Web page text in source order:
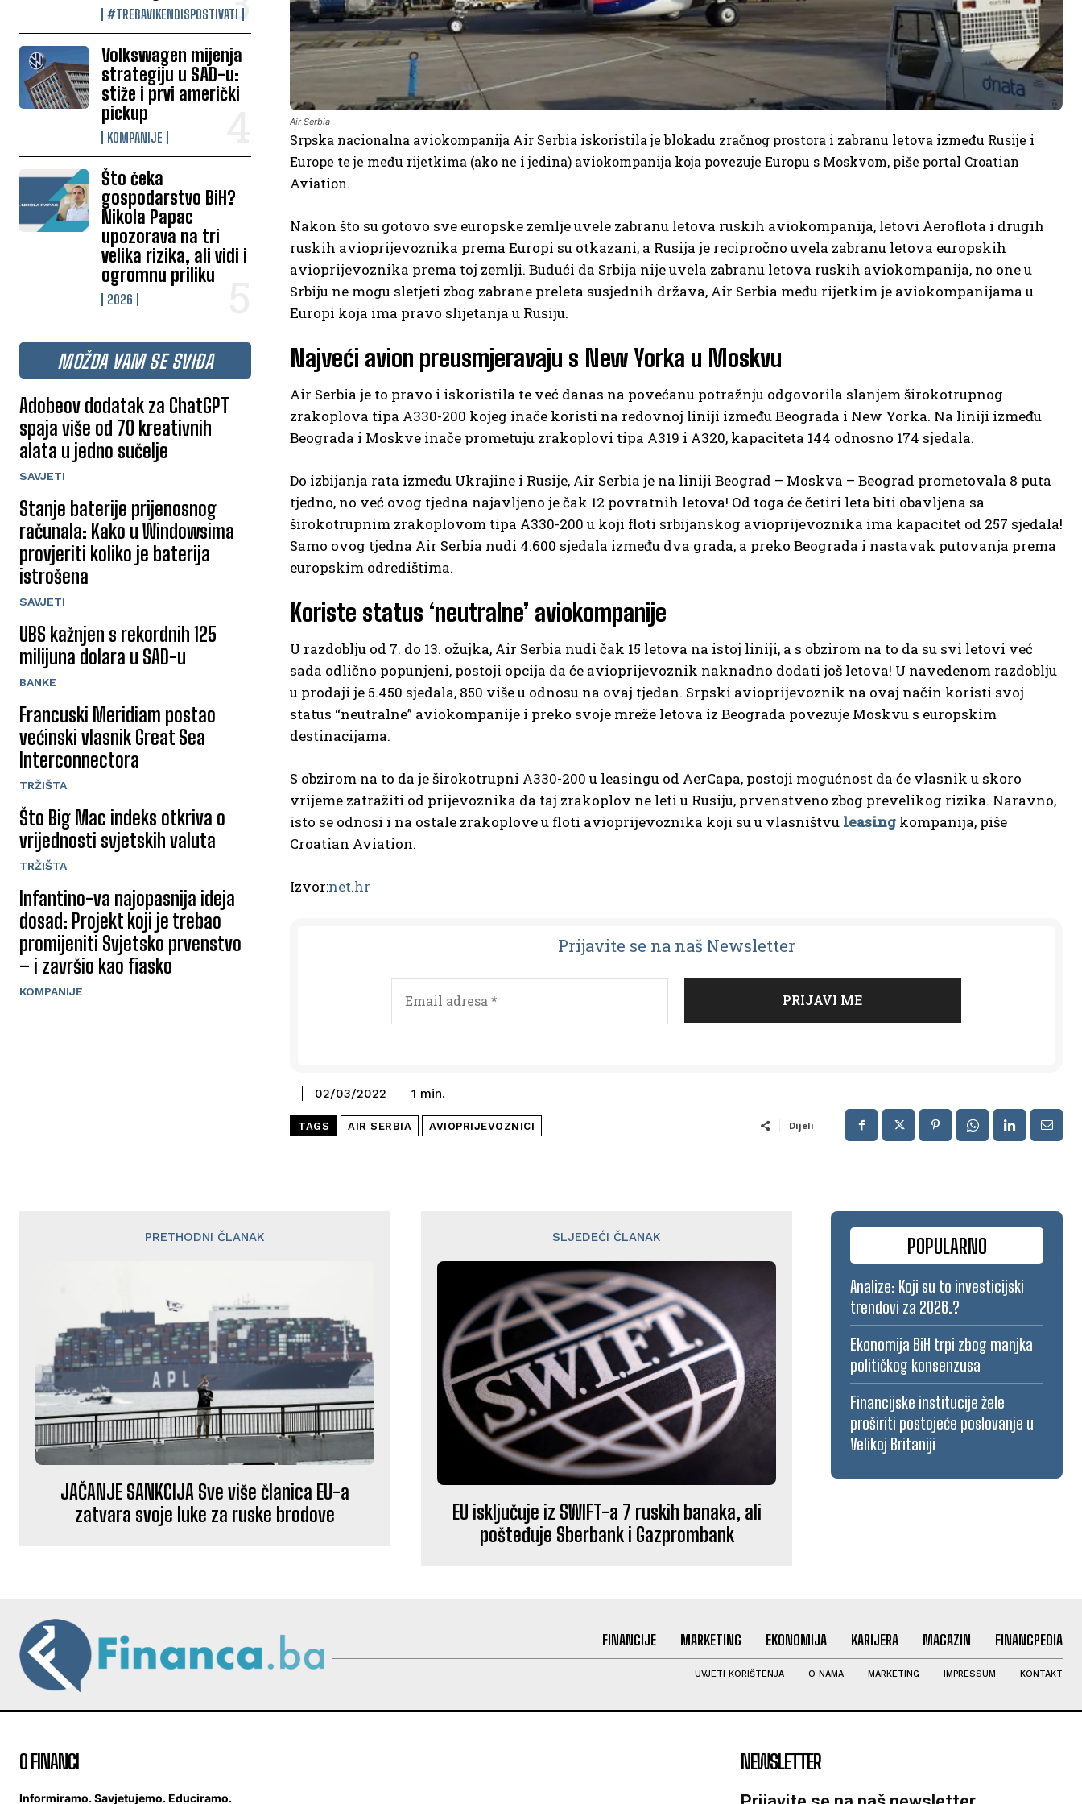
#TREBAVIKENDISPOSTIVATI
Volkswagen mijenja
strategiju u SAD-u:
stiže i prvi američki
pickup
KOMPANIJE
Što čeka
gospodarstvo BiH?
Nikola Papac
upozorava na tri
velika rizika, ali vidi i
ogromnu priliku
2026
MOŽDA VAM SE SVIĐA
Adobeov dodatak za ChatGPT
spaja više od 70 kreativnih
alata u jedno sučelje
SAVJETI
Stanje baterije prijenosnog
računala: Kako u Windowsima
provjeriti koliko je baterija
istrošena
SAVJETI
UBS kažnjen s rekordnih 125
milijuna dolara u SAD-u
BANKE
Francuski Meridiam postao
većinski vlasnik Great Sea
Interconnectora
TRŽIŠTA
Što Big Mac indeks otkriva o
vrijednosti svjetskih valuta
TRŽIŠTA
Infantino-va najopasnija ideja
dosad: Projekt koji je trebao
promijeniti Svjetsko prvenstvo
– i završio kao fiasko
KOMPANIJE
Air Serbia
Srpska nacionalna aviokompanija Air Serbia iskoristila je blokadu zračnog prostora i zabranu letova između Rusije i
Europe te je među rijetkima (ako ne i jedina) aviokompanija koja povezuje Europu s Moskvom, piše portal Croatian
Aviation.
Nakon što su gotovo sve europske zemlje uvele zabranu letova ruskih aviokompanija, letovi Aeroflota i drugih
ruskih avioprijevoznika prema Europi su otkazani, a Rusija je recipročno uvela zabranu letova europskih
avioprijevoznika prema toj zemlji. Budući da Srbija nije uvela zabranu letova ruskih aviokompanija, no one u
Srbiju ne mogu sletjeti zbog zabrane preleta susjednih država, Air Serbia među rijetkim je aviokompanijama u
Europi koja ima pravo slijetanja u Rusiju.
Najveći avion preusmjeravaju s New Yorka u Moskvu
Air Serbia je to pravo i iskoristila te već danas na povećanu potražnju odgovorila slanjem širokotrupnog
zrakoplova tipa A330-200 kojeg inače koristi na redovnoj liniji između Beograda i New Yorka. Na liniji između
Beograda i Moskve inače prometuju zrakoplovi tipa A319 i A320, kapaciteta 144 odnosno 174 sjedala.
Do izbijanja rata između Ukrajine i Rusije, Air Serbia je na liniji Beograd – Moskva – Beograd prometovala 8 puta
tjedno, no već ovog tjedna najavljeno je čak 12 povratnih letova! Od toga će četiri leta biti obavljena sa
širokotrupnim zrakoplovom tipa A330-200 u koji floti srbijanskog avioprijevoznika ima kapacitet od 257 sjedala!
Samo ovog tjedna Air Serbia nudi 4.600 sjedala između dva grada, a preko Beograda i nastavak putovanja prema
europskim odredištima.
Koriste status ‘neutralne’ aviokompanije
U razdoblju od 7. do 13. ožujka, Air Serbia nudi čak 15 letova na istoj liniji, a s obzirom na to da su svi letovi već
sada odlično popunjeni, postoji opcija da će avioprijevoznik naknadno dodati još letova! U navedenom razdoblju
u prodaji je 5.450 sjedala, 850 više u odnosu na ovaj tjedan. Srpski avioprijevoznik na ovaj način koristi svoj
status “neutralne” aviokompanije i preko svoje mreže letova iz Beograda povezuje Moskvu s europskim
destinacijama.
S obzirom na to da je širokotrupni A330-200 u leasingu od AerCapa, postoji mogućnost da će vlasnik u skoro
vrijeme zatražiti od prijevoznika da taj zrakoplov ne leti u Rusiju, prvenstveno zbog prevelikog rizika. Naravno,
isto se odnosi i na ostale zrakoplove u floti avioprijevoznika koji su u vlasništvu leasing kompanija, piše
Croatian Aviation.
Izvor:net.hr
Prijavite se na naš Newsletter
02/03/2022 1 min.
TAGS AIR SERBIA AVIOPRIJEVOZNICI Dijeli
PRETHODNI ČLANAK
JAČANJE SANKCIJA Sve više članica EU-a
zatvara svoje luke za ruske brodove
SLJEDEĆI ČLANAK
EU isključuje iz SWIFT-a 7 ruskih banaka, ali
pošteđuje Sberbank i Gazprombank
POPULARNO
Analize: Koji su to investicijski
trendovi za 2026.?
Ekonomija BiH trpi zbog manjka
političkog konsenzusa
Financijske institucije žele
proširiti postojeće poslovanje u
Velikoj Britaniji
FINANCIJE MARKETING EKONOMIJA KARIJERA MAGAZIN FINANCPEDIA
UVJETI KORIŠTENJA O NAMA MARKETING IMPRESSUM KONTAKT
O FINANCI
Informiramo. Savjetujemo. Educiramo.
NEWSLETTER